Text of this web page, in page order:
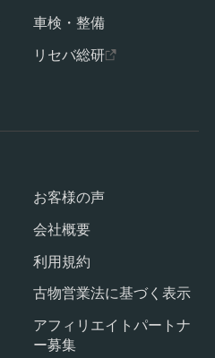
車検・整備
リセバ総研
お客様の声
会社概要
利用規約
古物営業法に基づく表示
アフィリエイトパートナ
ー募集